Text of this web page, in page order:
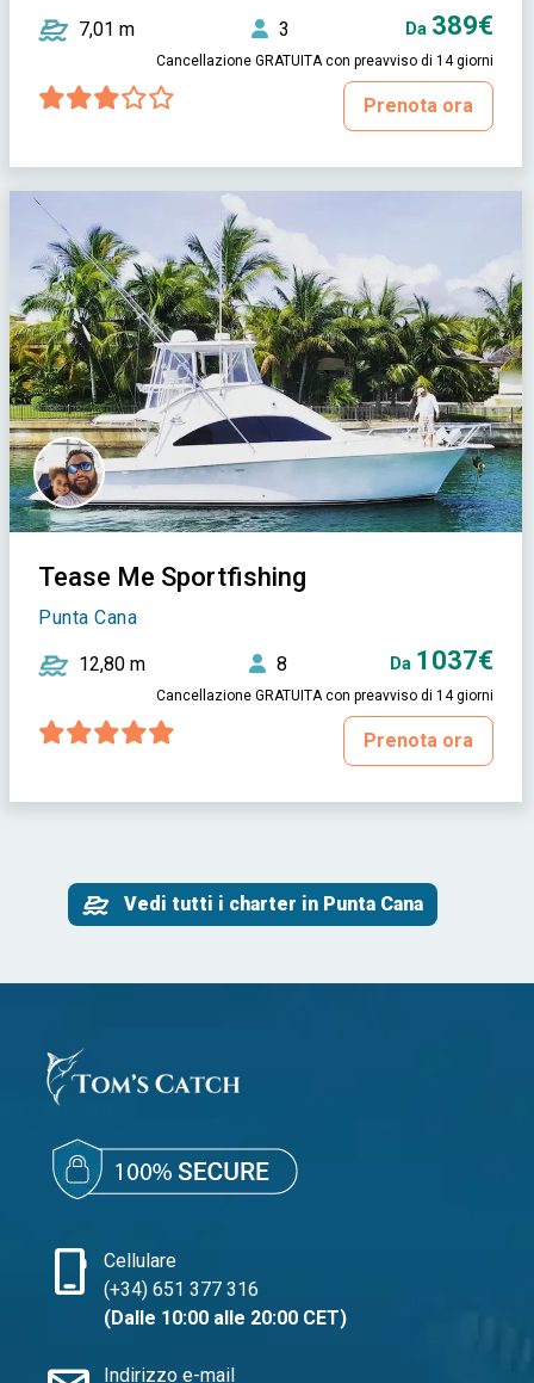
7,01 m 3 Da 389€
Cancellazione GRATUITA con preavviso di 14 giorni
Prenota ora
Tease Me Sportfishing
Punta Cana
12,80 m 8 Da 1037€
Cancellazione GRATUITA con preavviso di 14 giorni
Prenota ora
Vedi tutti i charter in Punta Cana
phone_iphone
Cellulare
(+34) 651 377 316
(Dalle 10:00 alle 20:00 CET)
Indirizzo e-mail